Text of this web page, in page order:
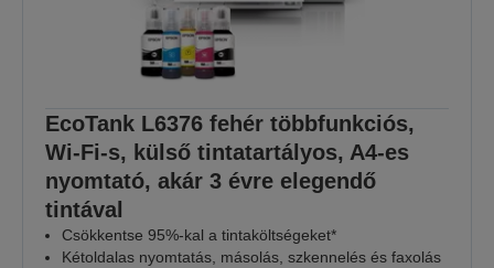
EcoTank L6376 fehér többfunkciós,
Wi-Fi-s, külső tintatartályos, A4-es
nyomtató, akár 3 évre elegendő
tintával
Csökkentse 95%-kal a tintaköltségeket*
Kétoldalas nyomtatás, másolás, szkennelés és faxolás